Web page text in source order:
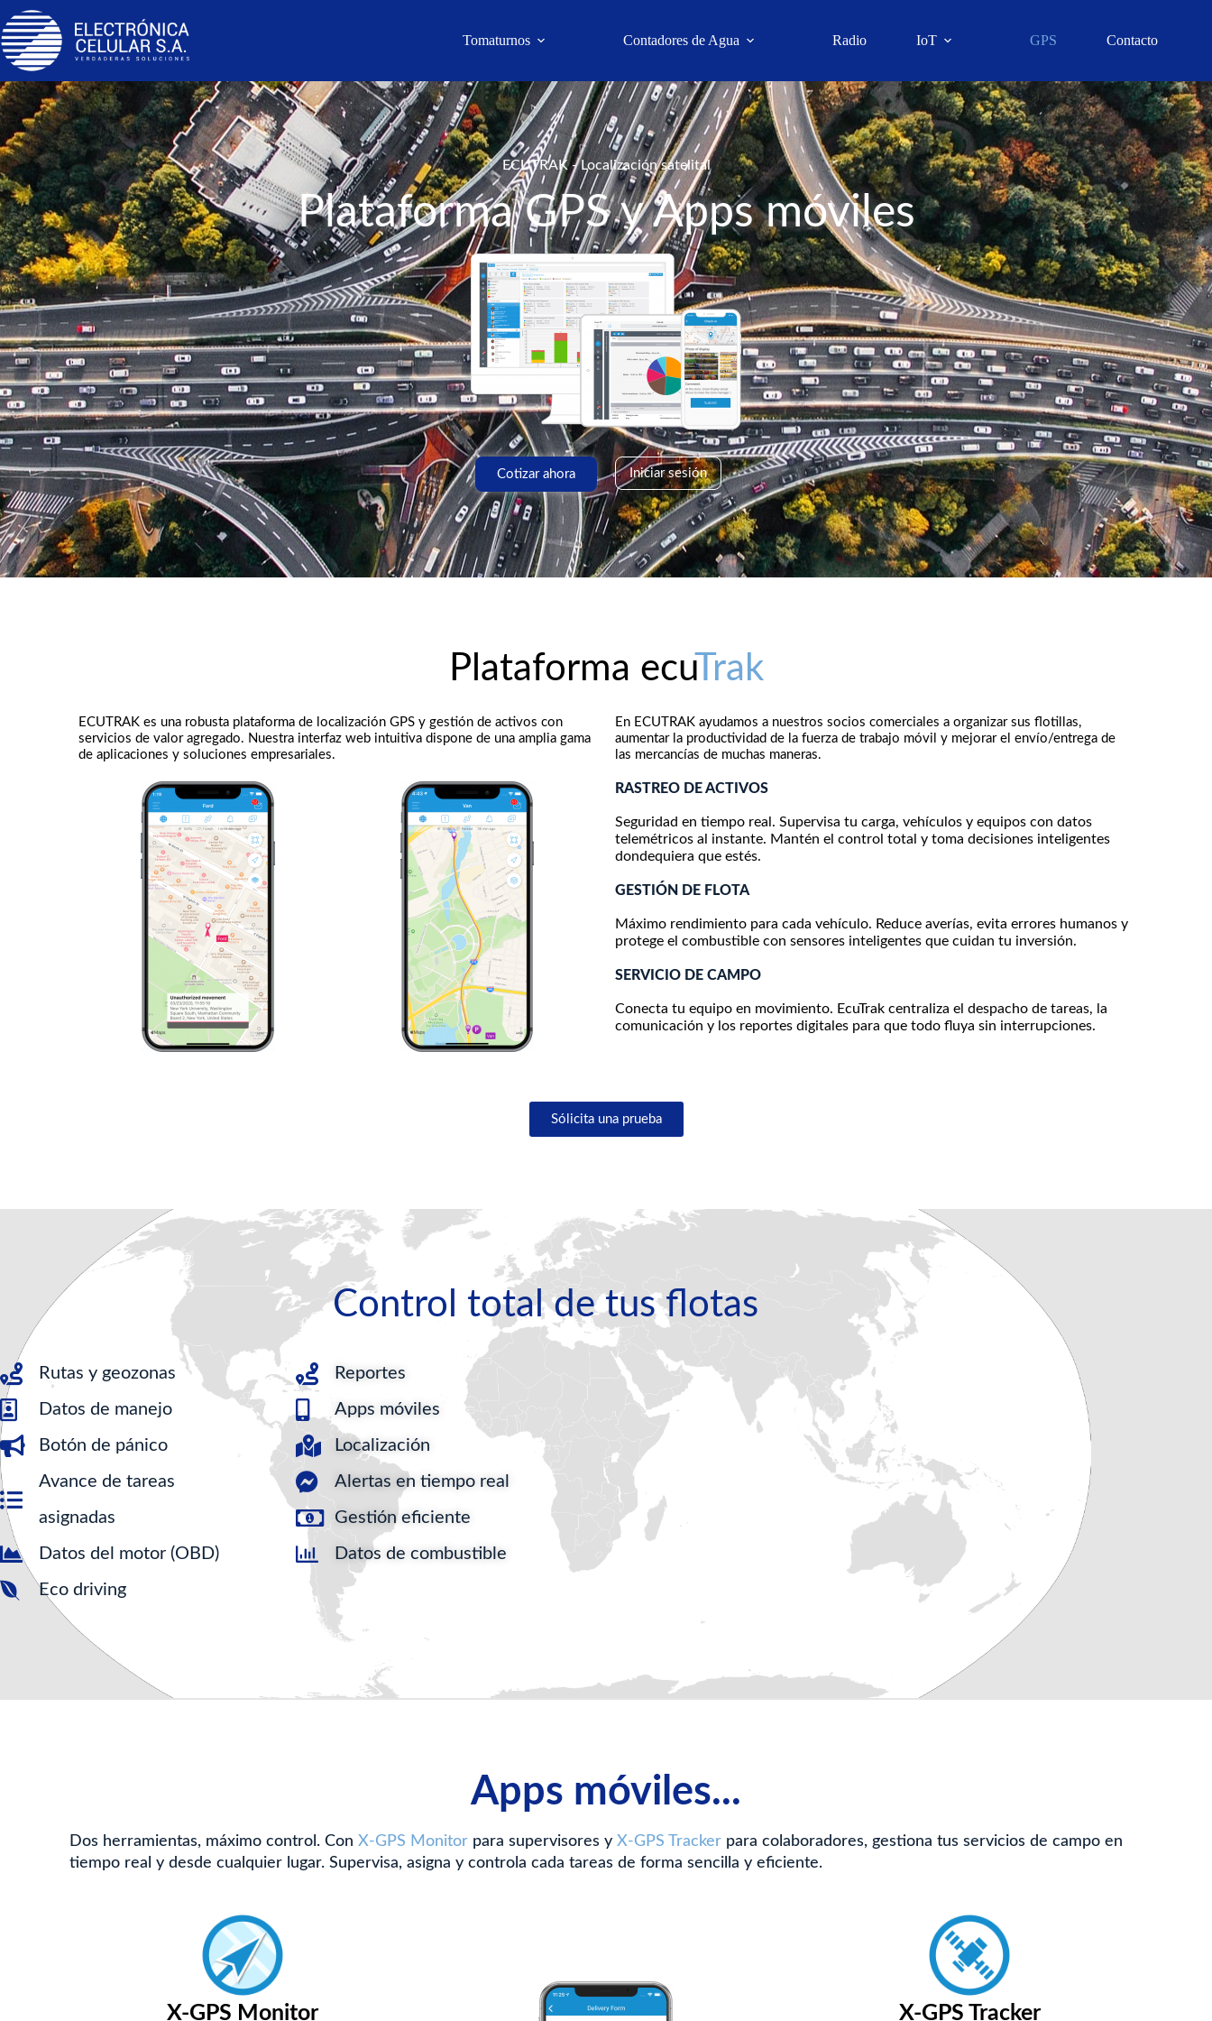
Tomaturnos Contadores de Agua Radio IoT GPS Contacto
ECUTRAK - Localización satelital
Plataforma GPS y Apps móviles
Cotizar ahora Iniciar sesión
Plataforma ecuTrak
ECUTRAK es una robusta plataforma de localización GPS y gestión de activos con
servicios de valor agregado. Nuestra interfaz web intuitiva dispone de una amplia gama
de aplicaciones y soluciones empresariales.
En ECUTRAK ayudamos a nuestros socios comerciales a organizar sus flotillas,
aumentar la productividad de la fuerza de trabajo móvil y mejorar el envío/entrega de
las mercancías de muchas maneras.
RASTREO DE ACTIVOS
Seguridad en tiempo real. Supervisa tu carga, vehículos y equipos con datos
telemétricos al instante. Mantén el control total y toma decisiones inteligentes
dondequiera que estés.
GESTIÓN DE FLOTA
Máximo rendimiento para cada vehículo. Reduce averías, evita errores humanos y
protege el combustible con sensores inteligentes que cuidan tu inversión.
SERVICIO DE CAMPO
Conecta tu equipo en movimiento. EcuTrak centraliza el despacho de tareas, la
comunicación y los reportes digitales para que todo fluya sin interrupciones.
Sólicita una prueba
Control total de tus flotas
Rutas y geozonas
Datos de manejo
Botón de pánico
Avance de tareas
asignadas
Datos del motor (OBD)
Eco driving
Reportes
Apps móviles
Localización
Alertas en tiempo real
Gestión eficiente
Datos de combustible
Apps móviles...
Dos herramientas, máximo control. ConX-GPS Monitor para supervisores yX-GPS Tracker para colaboradores, gestiona tus servicios de campo en
tiempo real y desde cualquier lugar. Supervisa, asigna y controla cada tareas de forma sencilla y eficiente.
X-GPS Monitor X-GPS Tracker